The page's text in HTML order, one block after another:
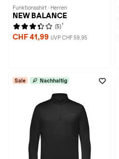
Funktionsshirt · Herren
NEW BALANCE
(5) 1
CHF 41,99 UVP CHF 59,95
Sale Nachhaltig